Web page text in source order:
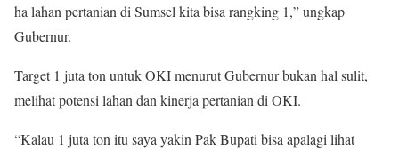
ha lahan pertanian di Sumsel kita bisa rangking 1,” ungkap
Gubernur.
Target 1 juta ton untuk OKI menurut Gubernur bukan hal sulit,
melihat potensi lahan dan kinerja pertanian di OKI.
“Kalau 1 juta ton itu saya yakin Pak Bupati bisa apalagi lihat